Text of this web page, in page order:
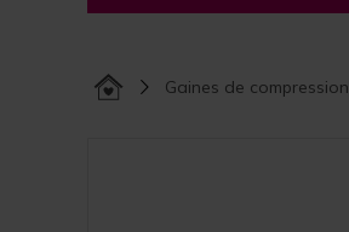
Gaines de compression